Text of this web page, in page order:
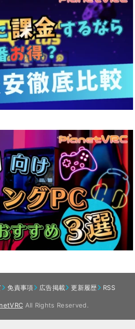
免責事項 広告掲載 更新履歴 RSS
All Rights Reserved.